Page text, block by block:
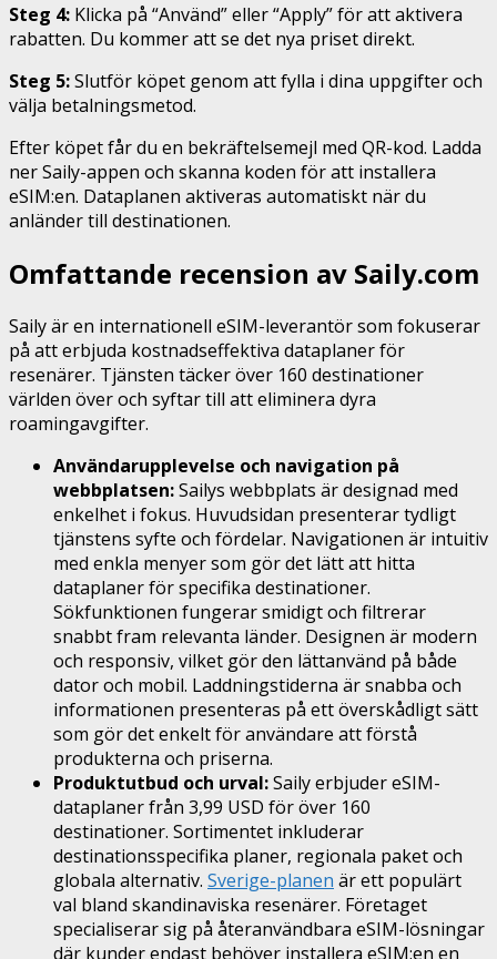
Steg 4: Klicka på “Använd” eller “Apply” för att aktivera
rabatten. Du kommer att se det nya priset direkt.
Steg 5:Slutför köpet genom att fylla i dina uppgifter och
välja betalningsmetod.
Efter köpet får du en bekräftelsemejl med QR-kod. Ladda
ner Saily-appen och skanna koden för att installera
eSIM:en. Dataplanen aktiveras automatiskt när du
anländer till destinationen.
Omfattande recension av Saily.com
Saily är en internationell eSIM-leverantör som fokuserar
på att erbjuda kostnadseffektiva dataplaner för
resenärer. Tjänsten täcker över 160 destinationer
världen över och syftar till att eliminera dyra
roamingavgifter.
Användarupplevelse och navigation på
webbplatsen:Sailys webbplats är designad med
enkelhet i fokus. Huvudsidan presenterar tydligt
tjänstens syfte och fördelar. Navigationen är intuitiv
med enkla menyer som gör det lätt att hitta
dataplaner för specifika destinationer.
Sökfunktionen fungerar smidigt och filtrerar
snabbt fram relevanta länder. Designen är modern
och responsiv, vilket gör den lättanvänd på både
dator och mobil. Laddningstiderna är snabba och
informationen presenteras på ett överskådligt sätt
som gör det enkelt för användare att förstå
produkterna och priserna.
Produktutbud och urval:Saily erbjuder eSIM-
dataplaner från 3,99 USD för över 160
destinationer. Sortimentet inkluderar
destinationsspecifika planer, regionala paket och
globala alternativ. Sverige-planen är ett populärt
val bland skandinaviska resenärer. Företaget
specialiserar sig på återanvändbara eSIM-lösningar
där kunder endast behöver installera eSIM:en en